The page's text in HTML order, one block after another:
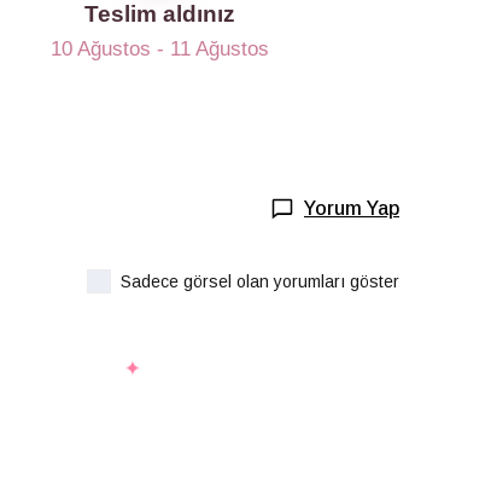
Teslim aldınız
10 Ağustos - 11 Ağustos
Yorum Yap
Sadece görsel olan yorumları göster